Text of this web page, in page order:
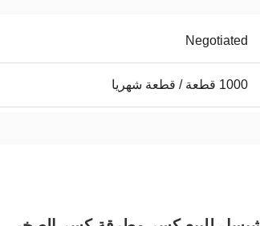
Negotiated
1000 قطعة / قطعة شهريا